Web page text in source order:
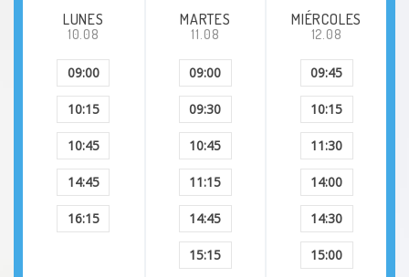
Pediculosis
Quiste epidérmico
Resfriado
Síndrome de fatiga crónica
Síndrome de Sjôgren
LUNES
10.08
09:00
10:15
10:45
14:45
16:15
MARTES
11.08
09:00
09:30
10:45
11:15
14:45
15:15
MIÉRCOLES
12.08
09:45
10:15
11:30
14:00
14:30
15:00